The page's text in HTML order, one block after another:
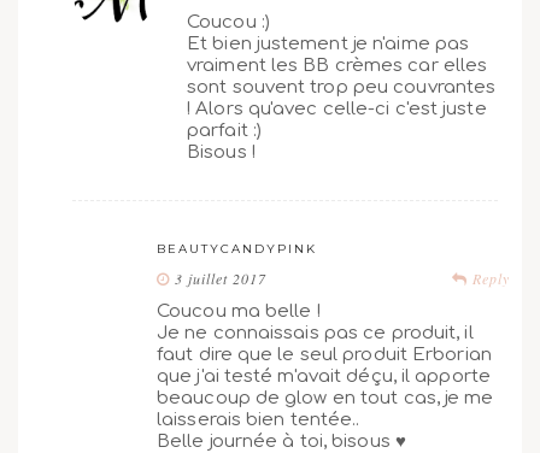
Coucou :)
Et bien justement je n'aime pas
vraiment les BB crèmes car elles
sont souvent trop peu couvrantes
! Alors qu'avec celle-ci c'est juste
parfait :)
Bisous !
BEAUTYCANDYPINK
Reply
3 juillet 2017
Coucou ma belle !
Je ne connaissais pas ce produit, il
faut dire que le seul produit Erborian
que j'ai testé m'avait déçu, il apporte
beaucoup de glow en tout cas, je me
laisserais bien tentée..
Belle journée à toi, bisous ♥